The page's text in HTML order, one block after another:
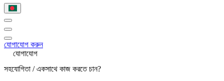
যোগাযোগ করুন
যোগাযোগ
সহযোগিতা / একসাথে কাজ করতে চান?